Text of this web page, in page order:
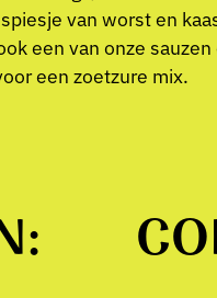
van worst en
een van onze
een zoetzure mix.